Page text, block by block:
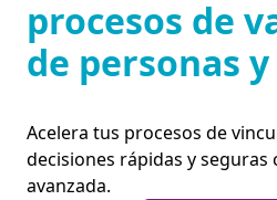
procesos de
de personas
Acelera tus procesos de
decisiones rápidas y seguras
avanzada.